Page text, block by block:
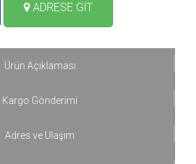
ADRESE GİT
Ürün Açıklaması
Kargo Gönderimi
Adres ve Ulaşım